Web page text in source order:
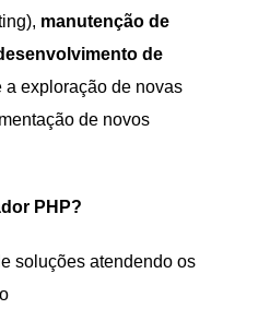
manutenção de
de
exploração de novas
de novos
PHP?
soluções atendendo os